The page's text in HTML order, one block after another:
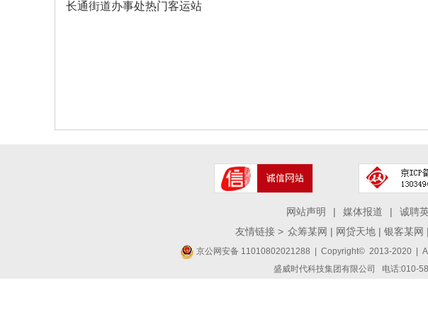
长通街道办事处热门客运站
网站声明 | 媒体报道 | 诚聘
友情链接 > 众筹某网 | 网贷天地 | 银客某网 |
京公网安备 11010802021288 | Copyright© 2013-2020 |
盛威时代科技集团有限公司 电话:010-